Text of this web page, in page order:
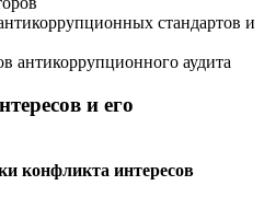
стандартов и
антикоррупционного аудита
и его
конфликта интересов